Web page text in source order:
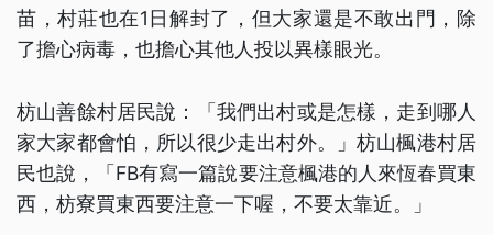
苗，村莊也在1日解封了，但大家還是不敢出門，除
了擔心病毒，也擔心其他人投以異樣眼光。
枋山善餘村居民說：「我們出村或是怎樣，走到哪人
家大家都會怕，所以很少走出村外。」枋山楓港村居
民也說，「FB有寫一篇說要注意楓港的人來恆春買東
西，枋寮買東西要注意一下喔，不要太靠近。」